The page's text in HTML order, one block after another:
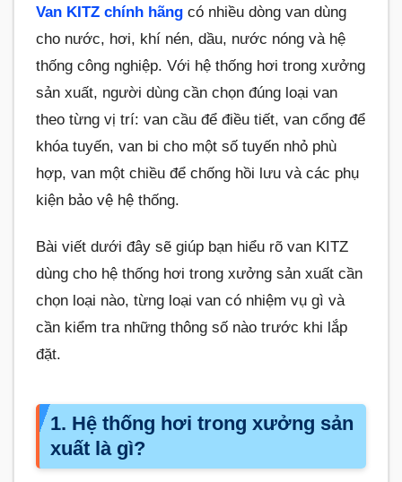
Van KITZ chính hãngcó nhiều dòng van dùng
cho nước, hơi, khí nén, dầu, nước nóng và hệ
thống công nghiệp. Với hệ thống hơi trong xưởng
sản xuất, người dùng cần chọn đúng loại van
theo từng vị trí: van cầu để điều tiết, van cổng để
khóa tuyến, van bi cho một số tuyến nhỏ phù
hợp, van một chiều để chống hồi lưu và các phụ
kiện bảo vệ hệ thống.
Bài viết dưới đây sẽ giúp bạn hiểu rõ van KITZ
dùng cho hệ thống hơi trong xưởng sản xuất cần
chọn loại nào, từng loại van có nhiệm vụ gì và
cần kiểm tra những thông số nào trước khi lắp
đặt.
1. Hệ thống hơi trong xưởng sản
xuất là gì?